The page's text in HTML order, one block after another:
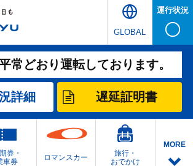
GLOBAL
運行状況
常どおり運転しております。
詳細 遅延証明書
券・
車券
ロマンスカー
旅行・
おでかけ
MORE